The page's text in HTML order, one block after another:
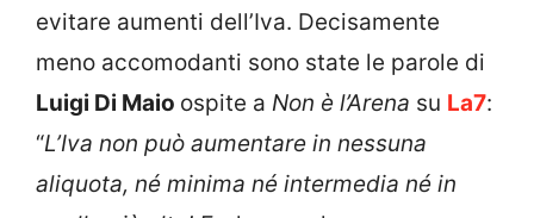
evitare aumenti dell’Iva. Decisamente
meno accomodanti sono state le parole di
Luigi Di Maio ospite a Non è l’Arena su La7:
“L’Iva non può aumentare in nessuna
aliquota, né minima né intermedia né in